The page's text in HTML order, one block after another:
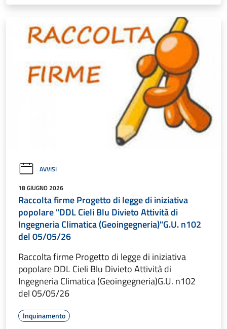
AVVISI
18 GIUGNO 2026
Raccolta firme Progetto di legge di iniziativa
popolare "DDL Cieli Blu Divieto Attività di
Ingegneria Climatica (Geoingegneria)"G.U. n102
del 05/05/26
Raccolta firme Progetto di legge di iniziativa
popolare DDL Cieli Blu Divieto Attività di
Ingegneria Climatica (Geoingegneria)G.U. n102
del 05/05/26
Inquinamento